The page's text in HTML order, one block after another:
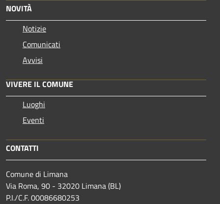
NOVITÀ
Notizie
Comunicati
Avvisi
VIVERE IL COMUNE
Luoghi
Eventi
CONTATTI
Comune di Limana
Via Roma, 90 - 32020 Limana (BL)
P.I./C.F. 00086680253